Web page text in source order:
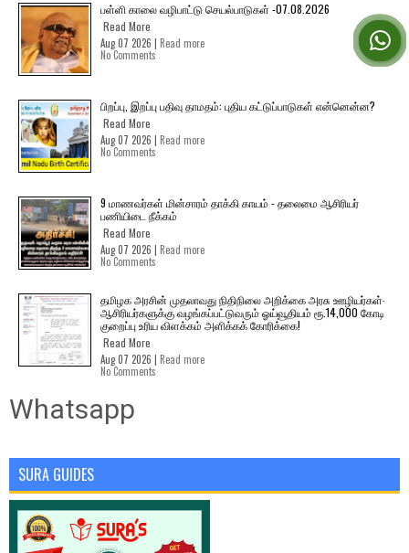
பள்ளி காலை வழிபாட்டு செயல்பாடுகள் -07.08.2026
Read More
Aug 07 2026 | Read more
No Comments
பிறப்பு, இறப்பு பதிவு தாமதம்: புதிய கட்டுப்பாடுகள் என்னென்ன?
Read More
Aug 07 2026 | Read more
No Comments
9 மாணவர்கள் மின்சாரம் தாக்கி காயம் - தலைமை ஆசிரியர்
பணியிடை நீக்கம்
Read More
Aug 07 2026 | Read more
No Comments
தமிழக அரசின் முதலாவது நிதிநிலை அறிக்கை அரசு ஊழியர்கள்-
ஆசிரியர்களுக்கு வழங்கப்பட்டுவரும் ஓய்வூதியம் ரூ.14,000 கோடி
குறைப்பு உரிய விளக்கம் அளிக்கக் கோரிக்கை!
Read More
Aug 07 2026 | Read more
No Comments
Whatsapp
SURA GUIDES